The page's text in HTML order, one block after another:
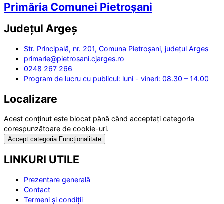
Primăria Comunei Pietroșani
Județul Argeș
Str. Principală, nr. 201, Comuna Pietroșani, județul Arges
primarie@pietrosani.cjarges.ro
0248 267 266
Program de lucru cu publicul: luni - vineri: 08.30 – 14.00
Localizare
Acest conținut este blocat până când acceptați categoria
corespunzătoare de cookie-uri.
Accept categoria Funcționalitate
LINKURI UTILE
Prezentare generală
Contact
Termeni și condiții